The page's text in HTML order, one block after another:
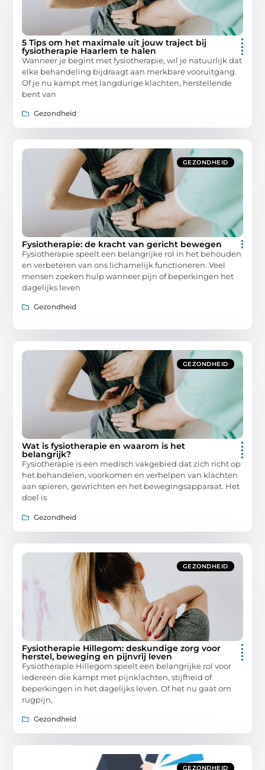
5 Tips om het maximale uit jouw traject bij
fysiotherapie Haarlem te halen
Wanneer je begint met fysiotherapie, wil je natuurlijk dat
elke behandeling bijdraagt aan merkbare vooruitgang.
Of je nu kampt met langdurige klachten, herstellende
bent van
Gezondheid
GEZONDHEID
Fysiotherapie: de kracht van gericht bewegen
Fysiotherapie speelt een belangrijke rol in het behouden
en verbeteren van ons lichamelijk functioneren. Veel
mensen zoeken hulp wanneer pijn of beperkingen het
dagelijks leven
Gezondheid
GEZONDHEID
Wat is fysiotherapie en waarom is het
belangrijk?
Fysiotherapie is een medisch vakgebied dat zich richt op
het behandelen, voorkomen en verhelpen van klachten
aan spieren, gewrichten en het bewegingsapparaat. Het
doel is
Gezondheid
GEZONDHEID
Fysiotherapie Hillegom: deskundige zorg voor
herstel, beweging en pijnvrij leven
Fysiotherapie Hillegom speelt een belangrijke rol voor
iedereen die kampt met pijnklachten, stijfheid of
beperkingen in het dagelijks leven. Of het nu gaat om
rugpijn,
Gezondheid
GEZONDHEID